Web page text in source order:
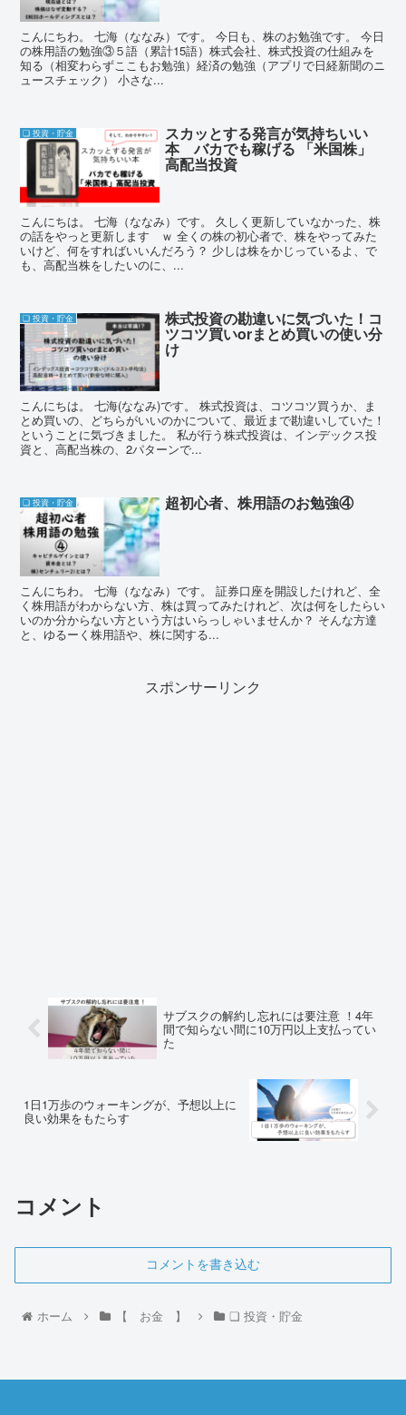
こんにちわ。 七海（ななみ）です。 今日も、株のお勉強です。 今日
の株用語の勉強③５語（累計15語）株式会社、株式投資の仕組みを
知る（相変わらずここもお勉強）経済の勉強（アプリで日経新聞のニ
ュースチェック） 小さな...
❏ 投資・貯金 スカッとする発言が気持ちいい
本 バカでも稼げる 「米国株」
高配当投資
こんにちは。 七海（ななみ）です。 久しく更新していなかった、株
の話をやっと更新します ｗ 全くの株の初心者で、株をやってみた
いけど、何をすればいいんだろう？ 少しは株をかじっているよ、で
も、高配当株をしたいのに、...
❏ 投資・貯金 株式投資の勘違いに気づいた！コ
ツコツ買いorまとめ買いの使い分
け
こんにちは。 七海(ななみ)です。 株式投資は、コツコツ買うか、ま
とめ買いの、どちらがいいのかについて、最近まで勘違いしていた！
ということに気づきました。 私が行う株式投資は、インデックス投
資と、高配当株の、2パターンで...
❏ 投資・貯金 超初心者、株用語のお勉強④
こんにちわ。 七海（ななみ）です。 証券口座を開設したけれど、全
く株用語がわからない方、株は買ってみたけれど、次は何をしたらい
いのか分からない方という方はいらっしゃいませんか？ そんな方達
と、ゆるーく株用語や、株に関する...
スポンサーリンク
サブスクの解約し忘れには要注意 ！4年
間で知らない間に10万円以上支払ってい
た
1日1万歩のウォーキングが、予想以上に
良い効果をもたらす
コメント
コメントを書き込む
ホーム 【 お金 】 ❏ 投資・貯金